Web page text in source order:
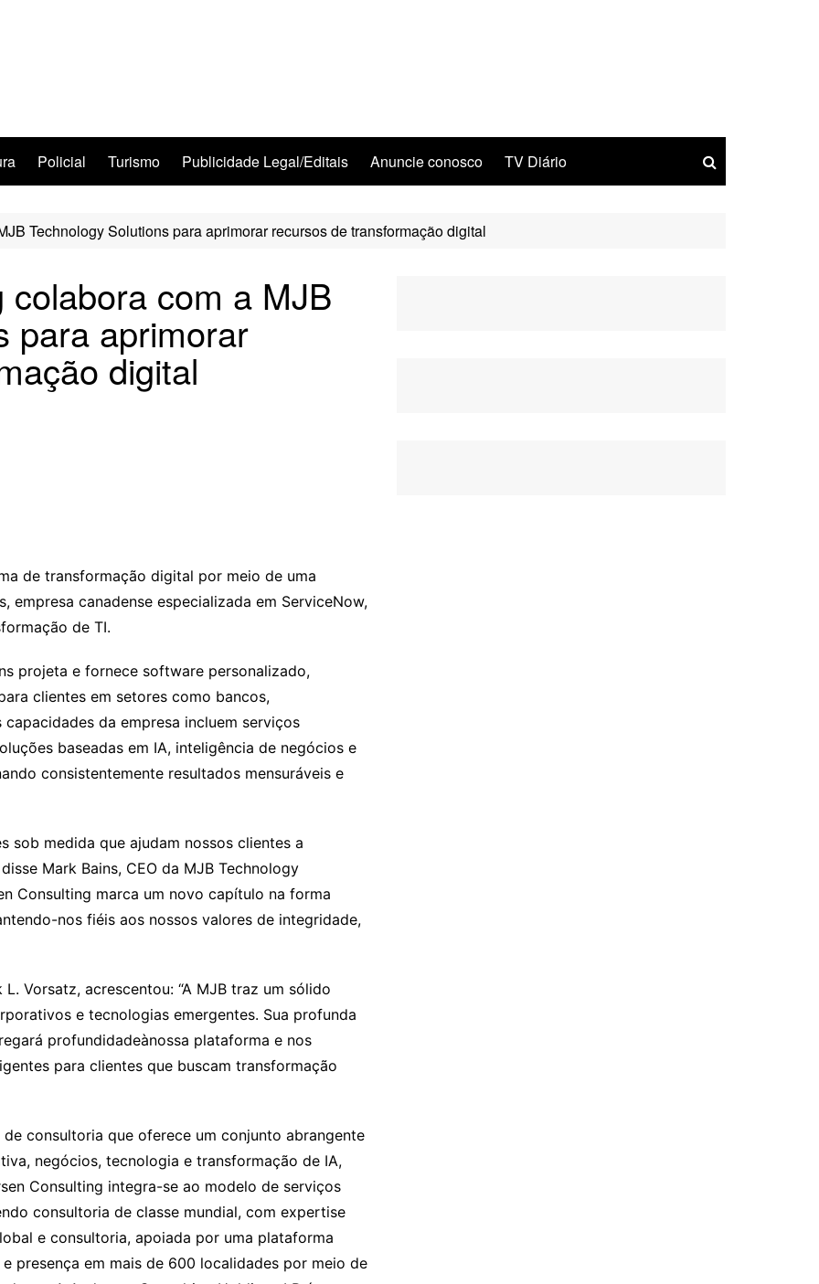
Policial Turismo Publicidade Legal/Editais Anuncie conosco TV Diário
Technology Solutions para aprimorar recursos de transformação digital
com a MJB
para aprimorar
digital
de transformação digital por meio de uma
empresa canadense especializada em ServiceNow,
de TI.
projeta e fornece software personalizado,
clientes em setores como bancos,
da empresa incluem serviços
baseadas em IA, inteligência de negócios e
consistentemente resultados mensuráveis e
sob medida que ajudam nossos clientes a
Mark Bains, CEO da MJB Technology
Consulting marca um novo capítulo na forma
nos fiéis aos nossos valores de integridade,
Vorsatz, acrescentou: “A MJB traz um sólido
e tecnologias emergentes. Sua profunda
profundidadeànossa plataforma e nos
para clientes que buscam transformação
consultoria que oferece um conjunto abrangente
negócios, tecnologia e transformação de IA,
Consulting integra-se ao modelo de serviços
consultoria de classe mundial, com expertise
e consultoria, apoiada por uma plataforma
presença em mais de 600 localidades por meio de